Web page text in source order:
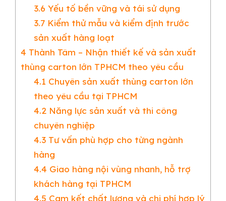
3.6 Yếu tố bền vững và tái sử dụng
3.7Kiểm thử mẫu và kiểm định trước
sản xuất hàng loạt
4 Thành Tâm – Nhận thiết kế và sản xuất
thùng carton lớn TPHCM theo yêu cầu
4.1 Chuyên sản xuất thùng carton lớn
theo yêu cầu tại TPHCM
4.2Năng lực sản xuất và thi công
chuyên nghiệp
4.3Tư vấn phù hợp cho từng ngành
hàng
4.4 Giao hàng nội vùng nhanh, hỗ trợ
khách hàng tại TPHCM
4.5 Cam kết chất lượng và chi phí hợp lý